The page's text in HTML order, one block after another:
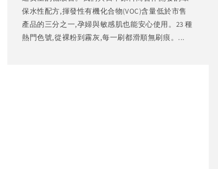
保水性配方,揮發性有機化合物(VOC)含量低於市售
產品的三分之一,孕婦與敏感肌也能安心使用。23 種
熱門色號,從裸粉到霧灰,每一刷都滑順無刷痕。...